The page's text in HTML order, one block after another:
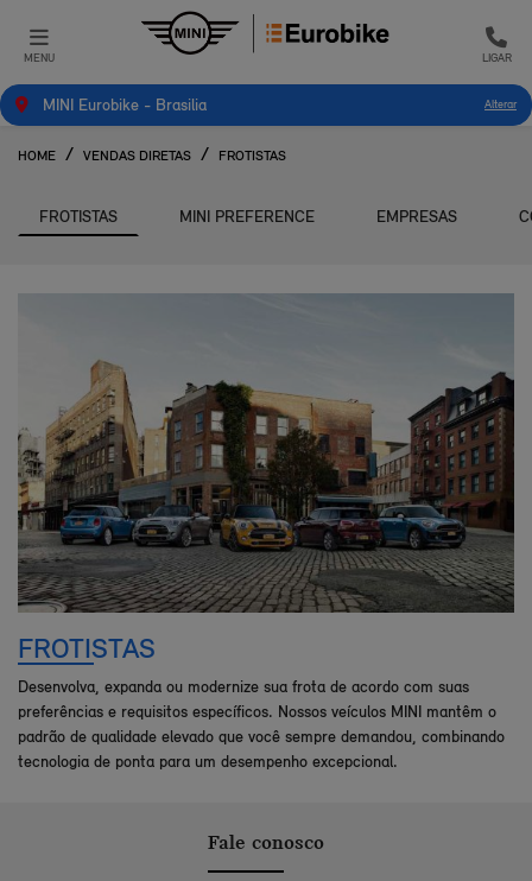
MENU LIGAR
MINI Eurobike - Brasilia Alterar
HOME VENDAS DIRETAS FROTISTAS
MINI PREFERENCE EMPRESAS
FROTISTAS
FROTISTAS
Desenvolva, expanda ou modernize sua frota de acordo com suas
preferências e requisitos específicos. Nossos veículos MINI mantêm o
padrão de qualidade elevado que você sempre demandou, combinando
tecnologia de ponta para um desempenho excepcional.
Fale conosco